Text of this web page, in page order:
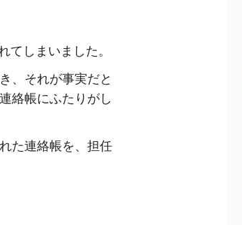
しまいました。
、それが事実だと
絡帳にふたりがし
た連絡帳を、担任